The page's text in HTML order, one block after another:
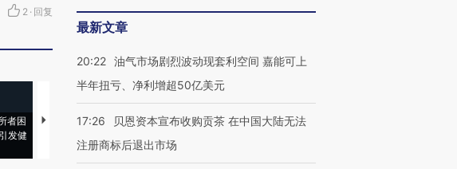
2 · 回复
者困
发健
视线｜HYROX的吸金
心“花钱找虐”？
马航飞行员跨国走私7万
毒品
视线｜被称为“蟑螂”的印
最新文章
20:22 油气市场剧烈波动现套利空间 嘉能可上
半年扭亏、净利增超50亿美元
17:26
贝恩资本宣布收购贡茶 在中国大陆无法
注册商标后退出市场